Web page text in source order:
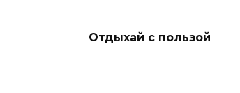
Отдыхай с пользой